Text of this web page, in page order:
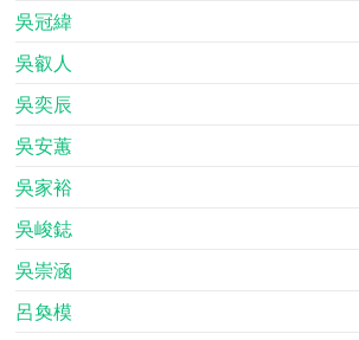
吳冠緯
吳叡人
吳奕辰
吳安蕙
吳家裕
吳峻鋕
吳崇涵
呂奐模